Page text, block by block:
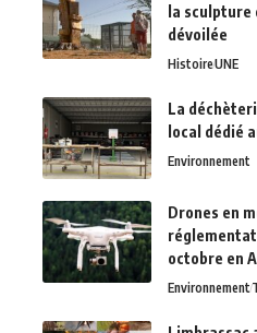
la sculpture
dévoilée
HistoireUNE
La
local dédié
Environnement
Drones en
octobre en
Environnement